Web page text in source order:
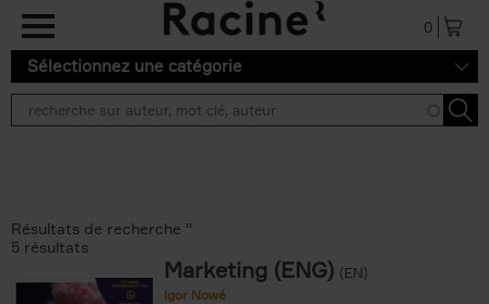
Aller au contenu principal
0
Sélectionnez une catégorie
Résultats de recherche ''
5 résultats
Marketing (ENG) (EN)
Igor Nowé